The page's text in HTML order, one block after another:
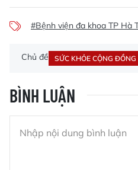
#Bệnh viện đa khoa TP Hà
Chủ đề SỨC KHỎE CỘNG ĐỒNG
BÌNH LUẬN